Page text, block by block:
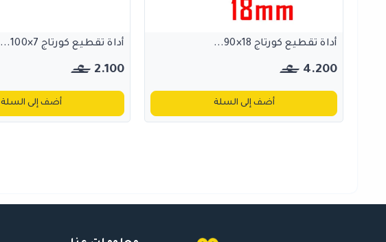
أداة تقطيع كورتاج 18×90...
4.200
أضف إلى السلة
أداة تقطيع كورتاج 7×100...
2.100
أضف إلى السلة